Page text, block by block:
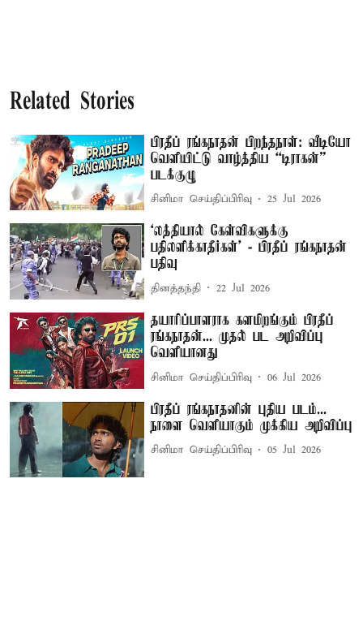
Related Stories
பிரதீப் ரங்கநாதன் பிறந்தநாள்: வீடியோ
வெளியிட்டு வாழ்த்திய “டிராகன்”
படக்குழு
சினிமா செய்திப்பிரிவு 25 Jul 2026
‘லத்தியால் கேள்விகளுக்கு
பதிலளிக்காதீர்கள்’ - பிரதீப் ரங்கநாதன்
பதிவு
தினத்தந்தி 22 Jul 2026
தயாரிப்பாளராக களமிறங்கும் பிரதீப்
ரங்கநாதன்... முதல் பட அறிவிப்பு
வெளியானது
சினிமா செய்திப்பிரிவு 06 Jul 2026
பிரதீப் ரங்கநாதனின் புதிய படம்...
நாளை வெளியாகும் முக்கிய அறிவிப்பு
சினிமா செய்திப்பிரிவு 05 Jul 2026